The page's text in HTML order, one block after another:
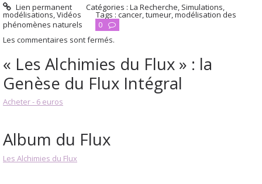
Lien permanent Catégories :La Recherche, Simulations,
modélisations,Vidéos Tags : cancer,tumeur,modélisation des
phénomènes naturels
0
Les commentaires sont fermés.
« Les Alchimies du Flux » : la
Genèse du Flux Intégral
Acheter - 6 euros
Album du Flux
Les Alchimies du Flux